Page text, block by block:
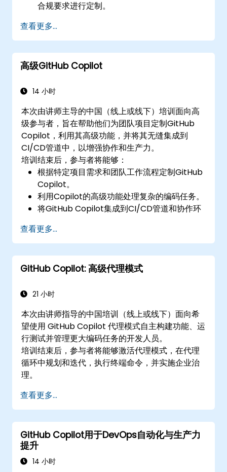
合规要求进行定制。
查看更多...
高级GitHub Copilot
14 小时
本次由讲师主导的中国（线上或线下）培训面向高
级参与者，旨在帮助他们为团队项目定制GitHub
Copilot，利用其高级功能，并将其无缝集成到
CI/CD管道中，以增强协作和生产力。
培训结束后，参与者将能够：
根据特定项目需求和团队工作流程定制GitHub
Copilot。
利用Copilot的高级功能处理复杂的编码任务。
将GitHub Copilot集成到CI/CD管道和协作环
使用AI工具优化团队协作。
有效管理和排查Copilot的设置和权限。
查看更多...
GitHub Copilot: 高级代理模式
21 小时
本次由讲师指导的中国培训（线上或线下）面向希
望使用 GitHub Copilot 代理模式自主构建功能、运
行测试并管理更大编码任务的开发人员。
培训结束后，参与者将能够激活代理模式，在代理
循环中规划和迭代，执行终端命令，并实施企业治
理。
查看更多...
GitHub Copilot用于DevOps自动化与生产力
提升
14 小时